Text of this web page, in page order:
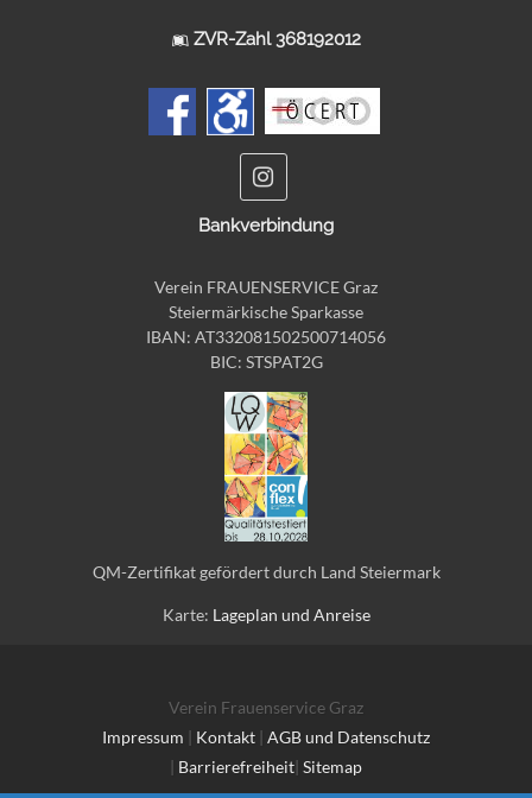
ZVR-Zahl 368192012
Bankverbindung
Verein FRAUENSERVICE Graz
Steiermärkische Sparkasse
IBAN: AT332081502500714056
BIC: STSPAT2G
QM-Zertifikat gefördert durch Land Steiermark
Karte: Lageplan und Anreise
Verein Frauenservice Graz
Impressum | Kontakt | AGB und Datenschutz
| Barrierefreiheit| Sitemap